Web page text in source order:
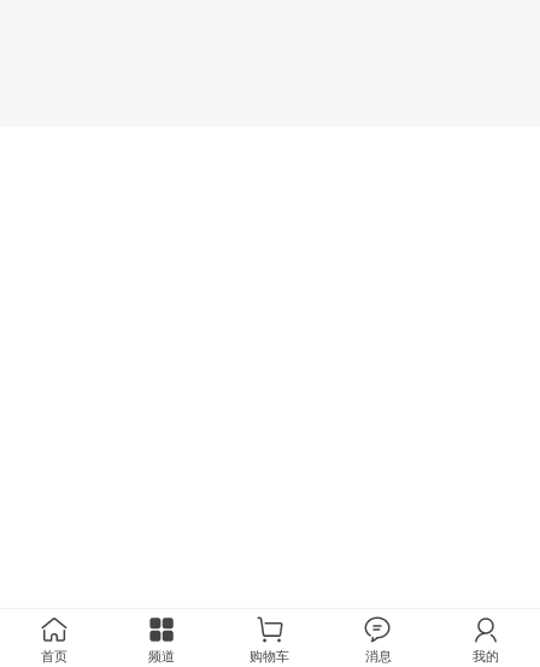
首页 频道 购物车 消息 我的